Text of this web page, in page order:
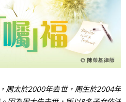
太於2000年去世，周生於2004年